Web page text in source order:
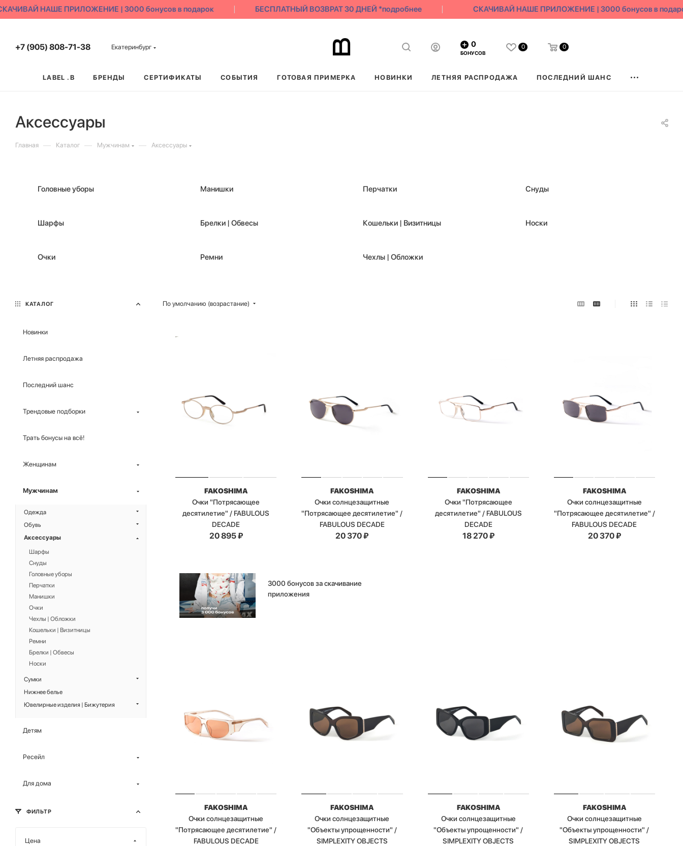
НАШЕ ПРИЛОЖЕНИЕ | 3000 бонусов в подарок БЕСПЛАТНЫЙ ВОЗВРАТ 30 ДНЕЙ *подробнее СКАЧИВАЙ НАШЕ ПРИЛОЖЕНИЕ | 3000 бонусов в подарок
+7 (905) 808-71-38 Екатеринбург 0
БОНУСОВ
0 0
LABEL .B БРЕНДЫ СЕРТИФИКАТЫ СОБЫТИЯ ГОТОВАЯ ПРИМЕРКА НОВИНКИ ЛЕТНЯЯ РАСПРОДАЖА ПОСЛЕДНИЙ ШАНС
Аксессуары
Главная — Каталог — Мужчинам — Аксессуары
Головные уборы Манишки Перчатки Снуды
Шарфы Брелки | Обвесы Кошельки | Визитницы Носки
Очки Ремни Чехлы | Обложки
По умолчанию (возрастание)
FAKOSHIMA
Очки "Потрясающее
десятилетие" / FABULOUS
DECADE
20 895₽
FAKOSHIMA
Очки солнцезащитные
"Потрясающее десятилетие" /
FABULOUS DECADE
20 370₽
FAKOSHIMA
Очки "Потрясающее
десятилетие" / FABULOUS
DECADE
18 270₽
FAKOSHIMA
Очки солнцезащитные
"Потрясающее десятилетие" /
FABULOUS DECADE
20 370₽
3000 бонусов за скачивание
приложения
FAKOSHIMA
Очки солнцезащитные
"Потрясающее десятилетие" /
FABULOUS DECADE
FAKOSHIMA
Очки солнцезащитные
"Объекты упрощенности" /
SIMPLEXITY OBJECTS
FAKOSHIMA
Очки солнцезащитные
"Объекты упрощенности" /
SIMPLEXITY OBJECTS
FAKOSHIMA
Очки солнцезащитные
"Объекты упрощенности" /
SIMPLEXITY OBJECTS
КАТАЛОГ
Новинки
Летняя распродажа
Последний шанс
Трендовые подборки
Трать бонусы на всё!
Женщинам
Мужчинам
Одежда
Обувь
Аксессуары
Шарфы
Снуды
Головные уборы
Перчатки
Манишки
Очки
Чехлы | Обложки
Кошельки | Визитницы
Ремни
Брелки | Обвесы
Носки
Сумки
Нижнее белье
Ювелирные изделия | Бижутерия
Детям
Ресейл
Для дома
ФИЛЬТР
Цена